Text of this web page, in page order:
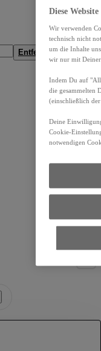
Entfernung anzeigen
Diese
Wir verwenden
technisch nicht
um die Inhalte
wir nur mit
Indem Du auf
die gesammelten
(einschließlich
Deine
Cookie-
notwendigen